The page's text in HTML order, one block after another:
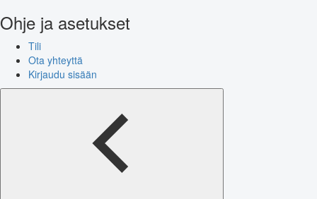
Ohje ja asetukset
Tili
Ota yhteyttä
Kirjaudu sisään